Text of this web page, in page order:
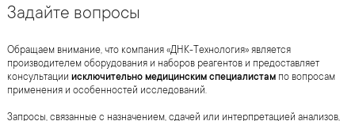
Задайте вопросы
Обращаем внимание, что компания «ДНК-Технология» является
производителем оборудования и наборов реагентов и предоставляет
консультации исключительно медицинским специалистам по вопросам
применения и особенностей исследований.
Запросы, связанные с назначением, сдачей или интерпретацией анализов,